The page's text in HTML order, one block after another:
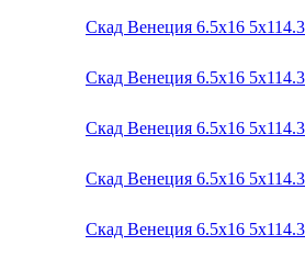
Скад Венеция 6.5x16
Скад Венеция 6.5x16
Скад Венеция 6.5x16
Скад Венеция 6.5x16
Скад Венеция 6.5x16